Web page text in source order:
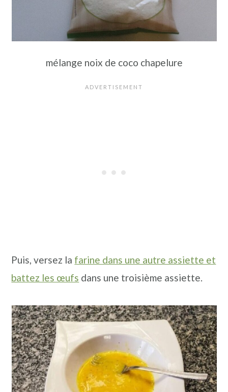
mélange noix de coco chapelure
Puis, versez la farine dans une autre assiette et
battez les œufs dans une troisième assiette.